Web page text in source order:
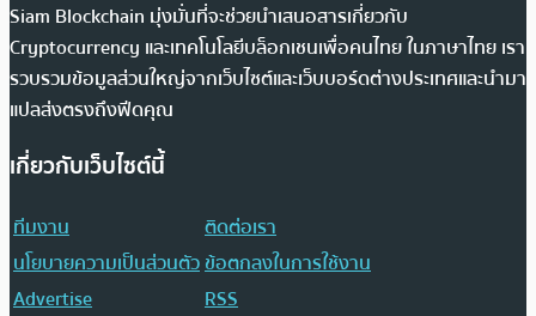
Siam Blockchain มุ่งมั่นที่จะช่วยนำเสนอสารเกี่ยวกับ
Cryptocurrency และเทคโนโลยีบล็อกเชนเพื่อคนไทย ในภาษาไทย เรา
รวบรวมข้อมูลส่วนใหญ่จากเว็บไซต์และเว็บบอร์ดต่างประเทศและนำมา
แปลส่งตรงถึงฟีดคุณ
เกี่ยวกับเว็บไซต์นี้
ทีมงาน
ติดต่อเรา
นโยบายความเป็นส่วนตัวข้อตกลงในการใช้งาน
Advertise
RSS